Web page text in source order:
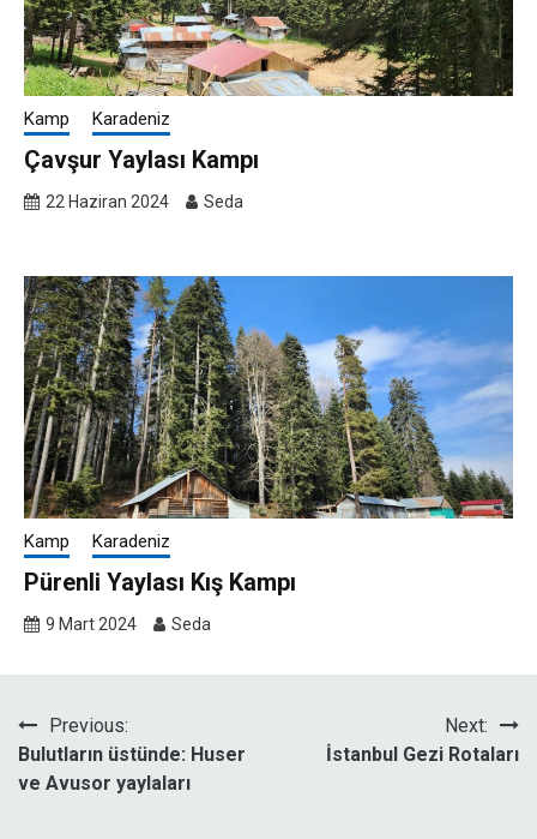
Kamp Karadeniz
Çavşur Yaylası Kampı
22 Haziran 2024 Seda
Kamp Karadeniz
Pürenli Yaylası Kış Kampı
9 Mart 2024 Seda
Yazı
gezinmesi
Previous:
Bulutların üstünde: Huser
ve Avusor yaylaları
Next:
İstanbul Gezi Rotaları